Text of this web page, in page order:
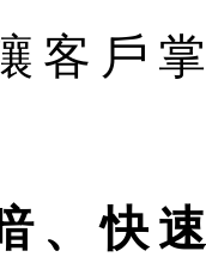
客戶
、